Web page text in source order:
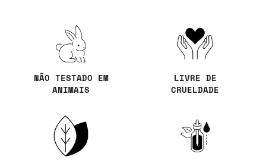
NÃO TESTADO EM
ANIMAIS
LIVRE DE
CRUELDADE